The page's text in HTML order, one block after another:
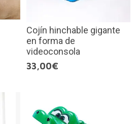
Cojín hinchable gigante
en forma de
videoconsola
33,00€